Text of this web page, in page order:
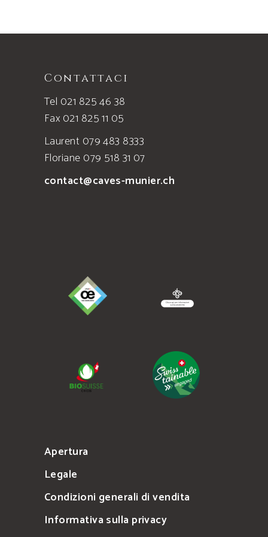
Contattaci
Tel 021 825 46 38
Fax 021 825 11 05
Laurent 079 483 8333
Floriane 079 518 31 07
contact@caves-munier.ch
Apertura
Legale
Condizioni generali di vendita
Informativa sulla privacy